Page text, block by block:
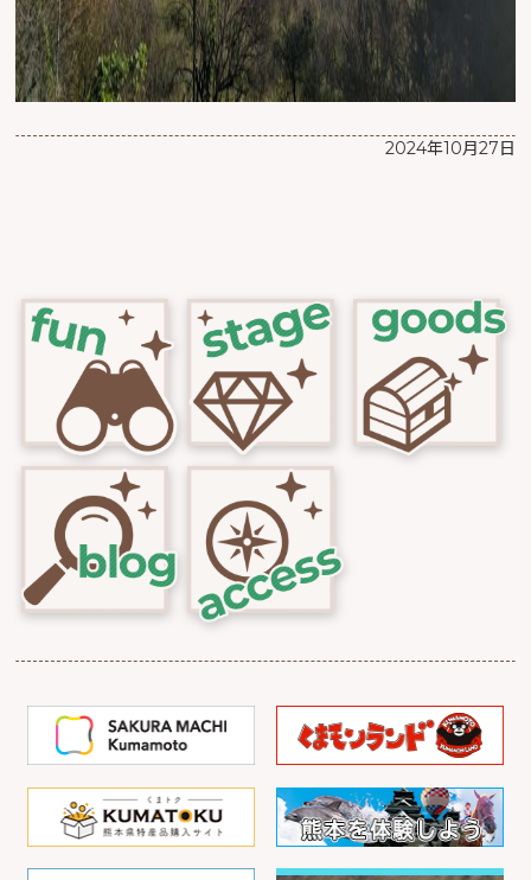
2024年10月27日